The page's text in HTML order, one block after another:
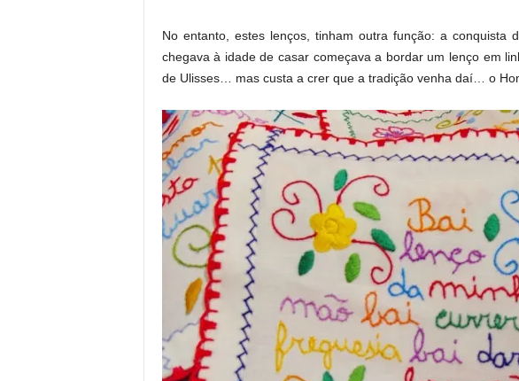
No entanto, estes lenços, tinham outra função: a conquista
chegava à idade de casar começava a bordar um lenço em
de Ulisses… mas custa a crer que a tradição venha daí… o